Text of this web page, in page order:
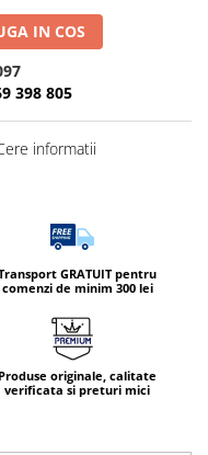
IN COS
398 805
informatii
GRATUIT pentru
comenzi de minim 300 lei
Produse originale, calitate
verificata si preturi mici